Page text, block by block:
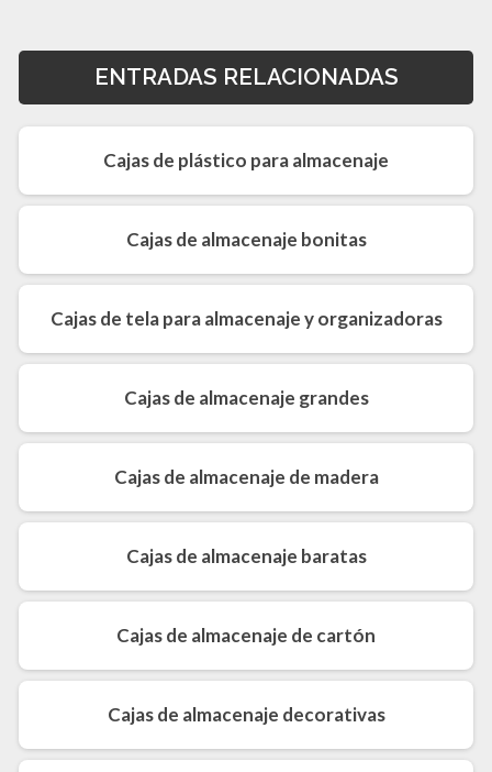
ENTRADAS RELACIONADAS
Cajas de plástico para almacenaje
Cajas de almacenaje bonitas
Cajas de tela para almacenaje y organizadoras
Cajas de almacenaje grandes
Cajas de almacenaje de madera
Cajas de almacenaje baratas
Cajas de almacenaje de cartón
Cajas de almacenaje decorativas